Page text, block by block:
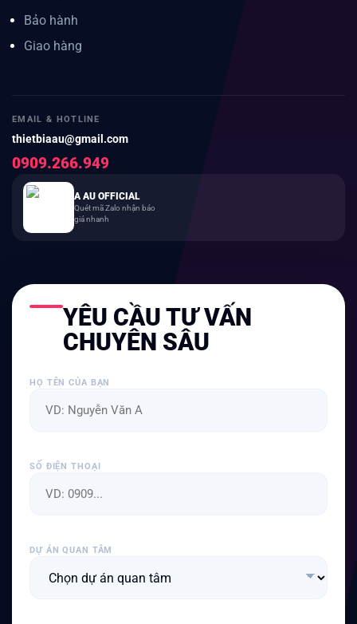
Bảo hành
Giao hàng
EMAIL & HOTLINE
thietbiaau@gmail.com
0909.266.949
A AU OFFICIAL
Quét mã Zalo nhận báo
giá nhanh
YÊU CẦU TƯ VẤN
CHUYÊN SÂU
HỌ TÊN CỦA BẠN
SỐ ĐIỆN THOẠI
DỰ ÁN QUAN TÂM